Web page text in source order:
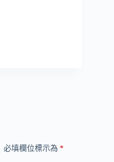
必填欄位標示為 *